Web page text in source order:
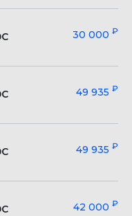
30 000 ₽
49 935 ₽
49 935 ₽
42 000 ₽